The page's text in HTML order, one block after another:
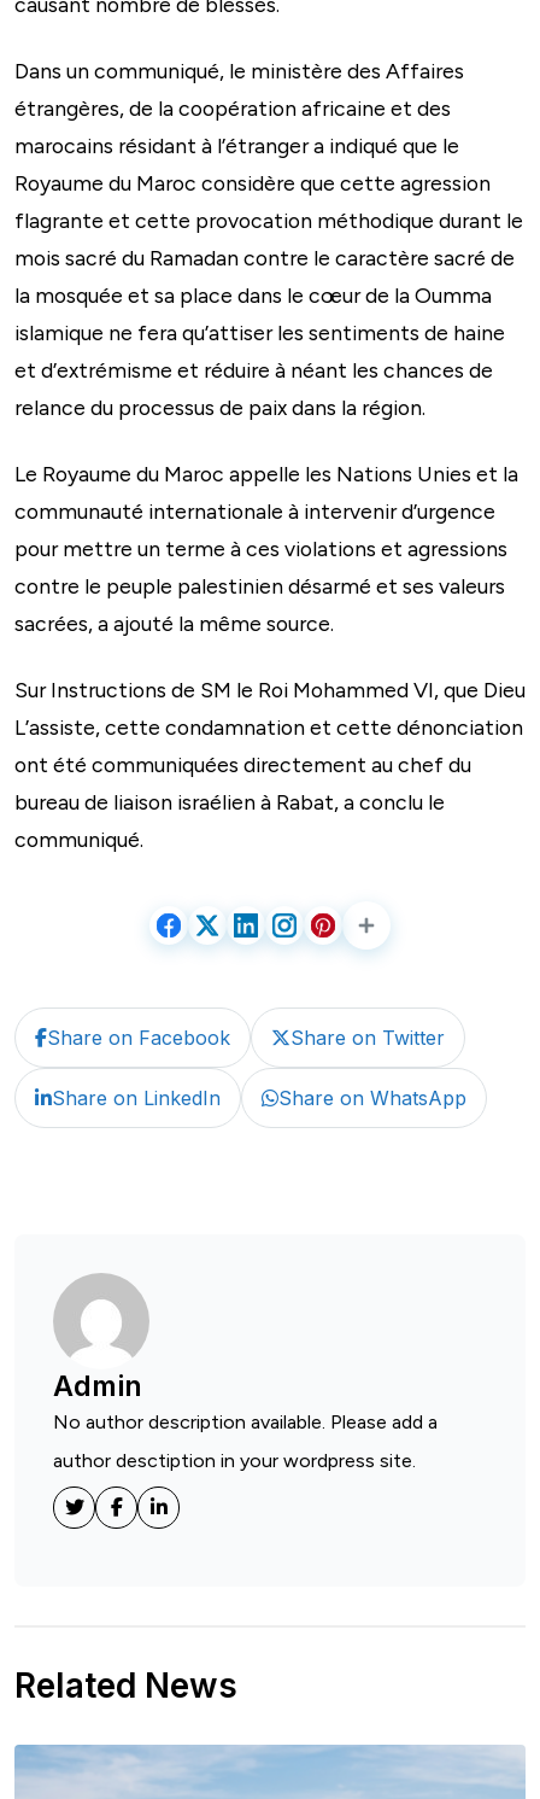
Dans un communiqué, le ministère des Affaires
étrangères, de la coopération africaine et des
marocains résidant à l’étranger a indiqué que le
Royaume du Maroc considère que cette agression
flagrante et cette provocation méthodique durant le
mois sacré du Ramadan contre le caractère sacré de
la mosquée et sa place dans le cœur de la Oumma
islamique ne fera qu’attiser les sentiments de haine
et d’extrémisme et réduire à néant les chances de
relance du processus de paix dans la région.
Le Royaume du Maroc appelle les Nations Unies et la
communauté internationale à intervenir d’urgence
pour mettre un terme à ces violations et agressions
contre le peuple palestinien désarmé et ses valeurs
sacrées, a ajouté la même source.
Sur Instructions de SM le Roi Mohammed VI, que Dieu
L’assiste, cette condamnation et cette dénonciation
ont été communiquées directement au chef du
bureau de liaison israélien à Rabat, a conclu le
communiqué.
Share on Facebook Share on Twitter
Share on LinkedIn Share on WhatsApp
Admin
No author description available. Please add a
author desctiption in your wordpress site.
Related News